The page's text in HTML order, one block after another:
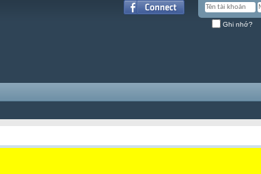
Ghi nhớ?